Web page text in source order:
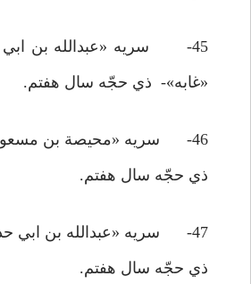
45- سريه «عبدالله بن
«غابه»- ذي حجّه سال هفتم.
46- سريه «محيصة بن مسعود» به ناحيه فدک-
ذي حجّه سال هفتم.
47- سريه «عبدالله بن ابي حدرد» به «اضم»-
ذي حجّه سال هفتم.